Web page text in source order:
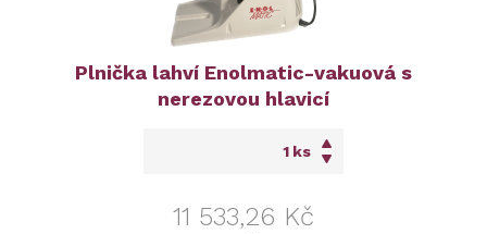
Plnička lahví Enolmatic-vakuová s
nerezovou hlavicí
ks
11 533,26 Kč